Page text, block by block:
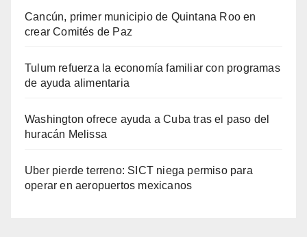
Cancún, primer municipio de Quintana Roo en
crear Comités de Paz
Tulum refuerza la economía familiar con programas
de ayuda alimentaria
Washington ofrece ayuda a Cuba tras el paso del
huracán Melissa
Uber pierde terreno: SICT niega permiso para
operar en aeropuertos mexicanos